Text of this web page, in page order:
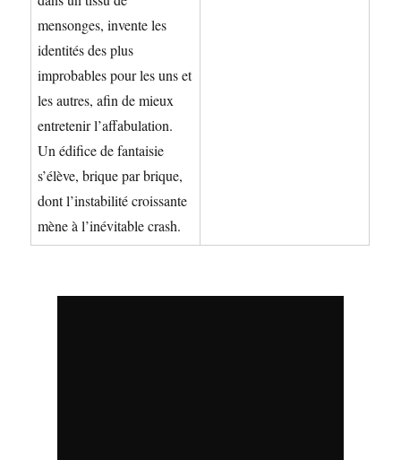
mensonges, invente les
identités des plus
improbables pour les uns et
les autres, afin de mieux
entretenir l’affabulation.
Un édifice de fantaisie
s’élève, brique par brique,
dont l’instabilité croissante
mène à l’inévitable crash.